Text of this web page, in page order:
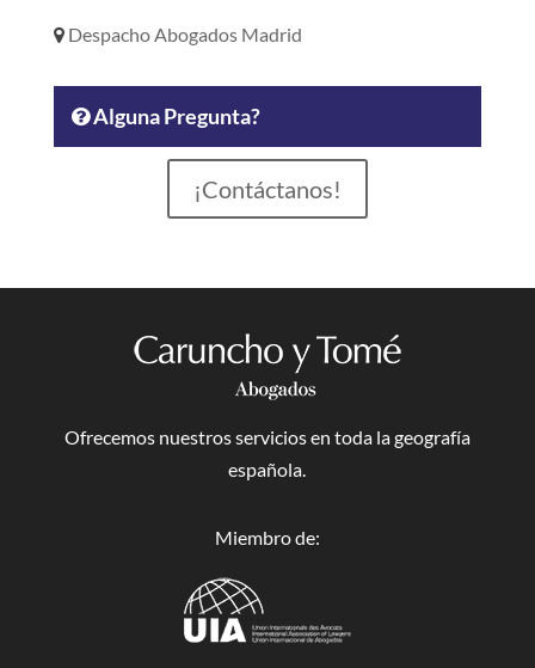
Despacho Abogados Madrid
Alguna Pregunta?
¡Contáctanos!
Ofrecemos nuestros servicios en toda la geografía
española.
Miembro de: